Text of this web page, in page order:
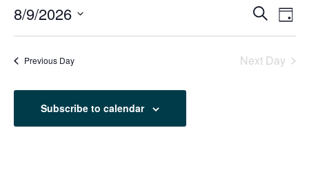
9,
2026
Events
Search
and
Views
Search
Day
8/9/2026
Select
Previous Day Next Day
Subscribe to calendar